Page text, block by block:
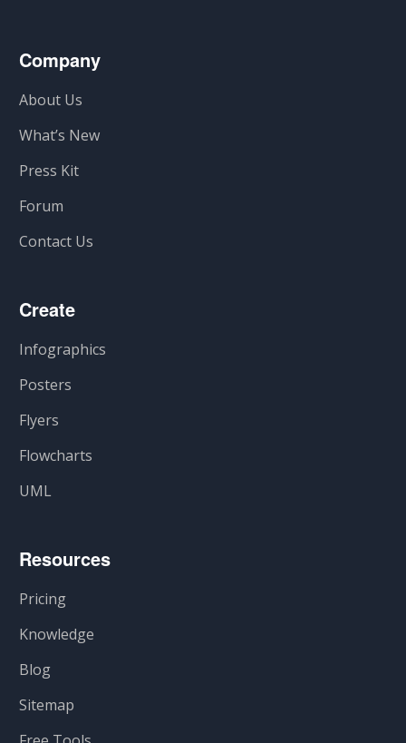
Company
About Us
What’s New
Press Kit
Forum
Contact Us
Create
Infographics
Posters
Flyers
Flowcharts
UML
Resources
Pricing
Knowledge
Blog
Sitemap